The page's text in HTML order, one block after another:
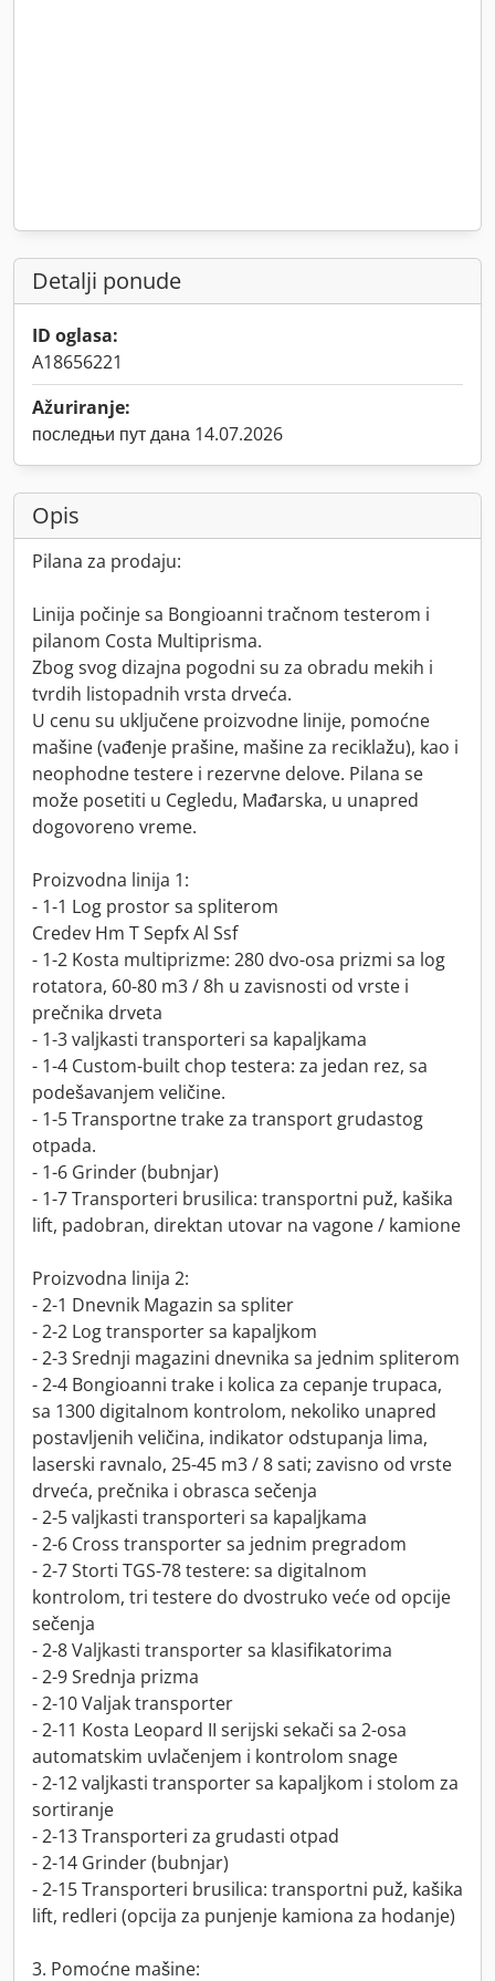
Detalji ponude
ID oglasa:
A18656221
Ažuriranje:
последњи пут дана 14.07.2026
Opis
Pilana za prodaju:
Linija počinje sa Bongioanni tračnom testerom i
pilanom Costa Multiprisma.
Zbog svog dizajna pogodni su za obradu mekih i
tvrdih listopadnih vrsta drveća.
U cenu su uključene proizvodne linije, pomoćne
mašine (vađenje prašine, mašine za reciklažu), kao i
neophodne testere i rezervne delove. Pilana se
može posetiti u Cegledu, Mađarska, u unapred
dogovoreno vreme.
Proizvodna linija 1:
- 1-1 Log prostor sa spliterom
Credev Hm T Sepfx Al Ssf
- 1-2 Kosta multiprizme: 280 dvo-osa prizmi sa log
rotatora, 60-80 m3 / 8h u zavisnosti od vrste i
prečnika drveta
- 1-3 valjkasti transporteri sa kapaljkama
- 1-4 Custom-built chop testera: za jedan rez, sa
podešavanjem veličine.
- 1-5 Transportne trake za transport grudastog
otpada.
- 1-6 Grinder (bubnjar)
- 1-7 Transporteri brusilica: transportni puž, kašika
lift, padobran, direktan utovar na vagone / kamione
Proizvodna linija 2:
- 2-1 Dnevnik Magazin sa spliter
- 2-2 Log transporter sa kapaljkom
- 2-3 Srednji magazini dnevnika sa jednim spliterom
- 2-4 Bongioanni trake i kolica za cepanje trupaca,
sa 1300 digitalnom kontrolom, nekoliko unapred
postavljenih veličina, indikator odstupanja lima,
laserski ravnalo, 25-45 m3 / 8 sati; zavisno od vrste
drveća, prečnika i obrasca sečenja
- 2-5 valjkasti transporteri sa kapaljkama
- 2-6 Cross transporter sa jednim pregradom
- 2-7 Storti TGS-78 testere: sa digitalnom
kontrolom, tri testere do dvostruko veće od opcije
sečenja
- 2-8 Valjkasti transporter sa klasifikatorima
- 2-9 Srednja prizma
- 2-10 Valjak transporter
- 2-11 Kosta Leopard II serijski sekači sa 2-osa
automatskim uvlačenjem i kontrolom snage
- 2-12 valjkasti transporter sa kapaljkom i stolom za
sortiranje
- 2-13 Transporteri za grudasti otpad
- 2-14 Grinder (bubnjar)
- 2-15 Transporteri brusilica: transportni puž, kašika
lift, redleri (opcija za punjenje kamiona za hodanje)
3. Pomoćne mašine: